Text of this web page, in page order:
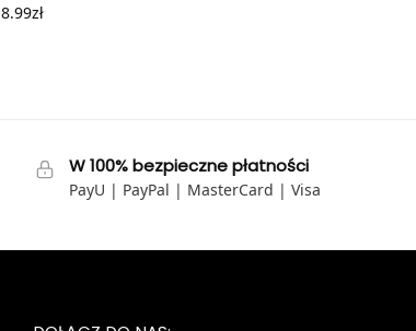
8.99zł
W 100% bezpieczne płatności
PayU | PayPal | MasterCard | Visa